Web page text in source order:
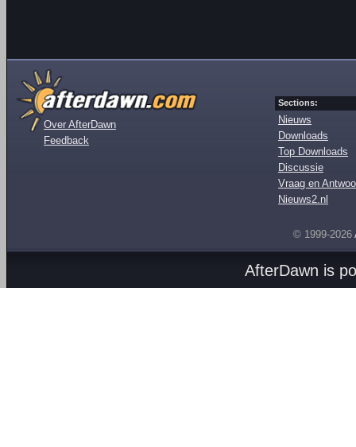
Over AfterDawn
Feedback
Sections:
Nieuws
Downloads
Top Downloads
Discussie
Vraag en
Nieuws2.nl
© 1999-2026
AfterDawn is